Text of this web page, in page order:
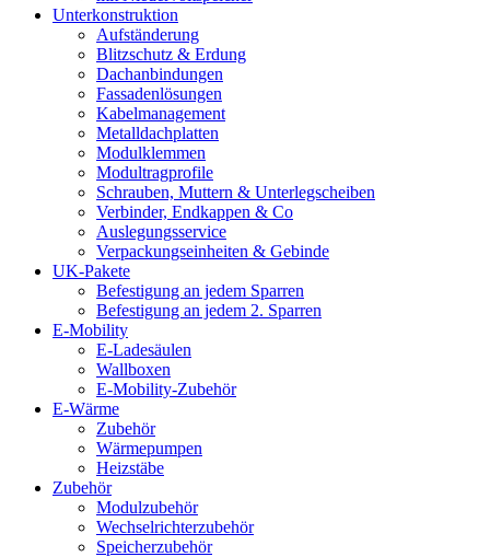
Unterkonstruktion
Aufständerung
Blitzschutz & Erdung
Dachanbindungen
Fassadenlösungen
Kabelmanagement
Metalldachplatten
Modulklemmen
Modultragprofile
Schrauben, Muttern & Unterlegscheiben
Verbinder, Endkappen & Co
Auslegungsservice
Verpackungseinheiten & Gebinde
UK-Pakete
Befestigung an jedem Sparren
Befestigung an jedem 2. Sparren
E-Mobility
E-Ladesäulen
Wallboxen
E-Mobility-Zubehör
E-Wärme
Zubehör
Wärmepumpen
Heizstäbe
Zubehör
Modulzubehör
Wechselrichterzubehör
Speicherzubehör